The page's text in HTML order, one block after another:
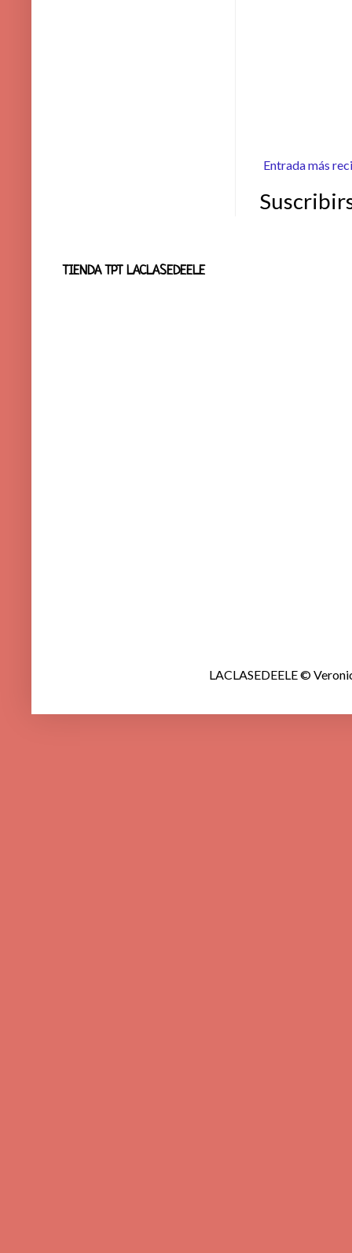
Entrada más
TIENDA TPT LACLASEDEELE
LACLASEDEELE ©